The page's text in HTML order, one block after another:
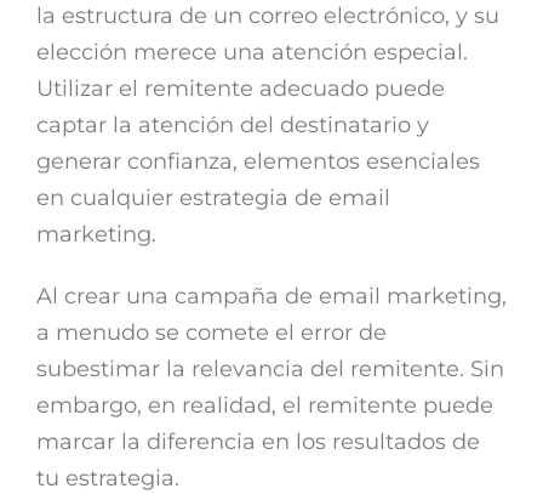
la estructura de un correo electrónico, y su
elección merece una atención especial.
Utilizar el remitente adecuado puede
captar la atención del destinatario y
generar confianza, elementos esenciales
en cualquier estrategia de email
marketing.
Al crear una campaña de email marketing,
a menudo se comete el error de
subestimar la relevancia del remitente. Sin
embargo, en realidad, el remitente puede
marcar la diferencia en los resultados de
tu estrategia.